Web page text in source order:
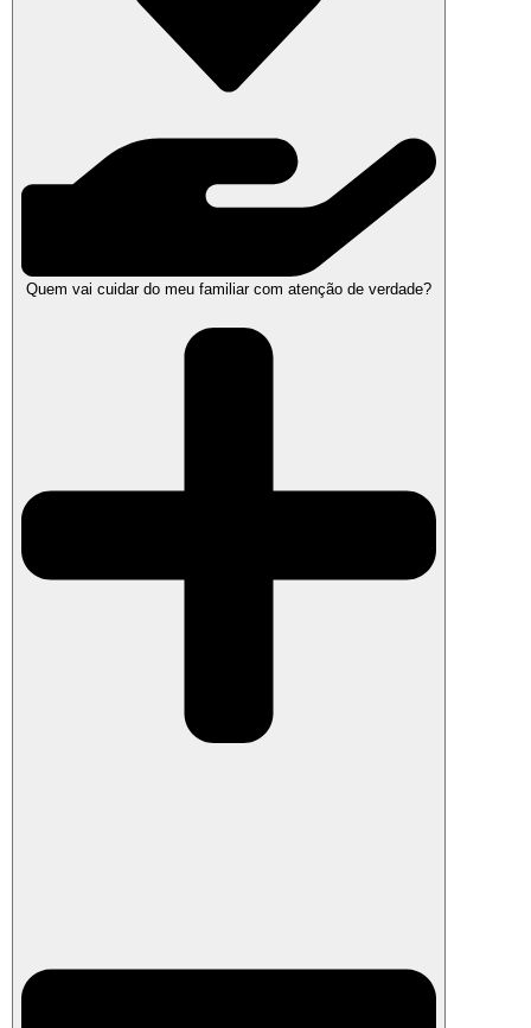
Quem vai cuidar do meu familiar com atenção de verdade?